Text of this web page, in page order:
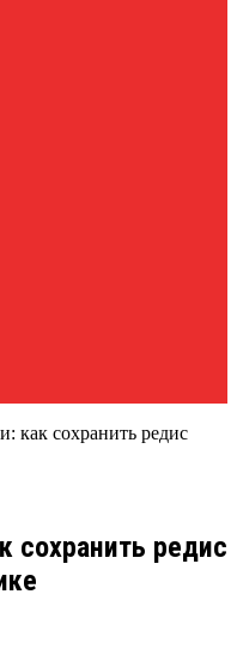
как сохранить редис
сохранить редис